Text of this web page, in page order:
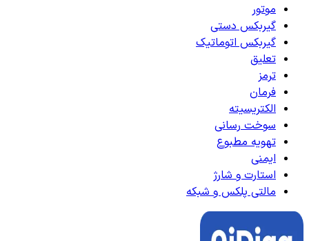
موتور
گیربکس دستی
گیربکس اتوماتیک
تعلیق
ترمز
فرمان
الکتریسیته
سوخت رسانی
تهویه مطبوع
ایمنی
استارت و شارژ
مالتی پلکس و شبکه